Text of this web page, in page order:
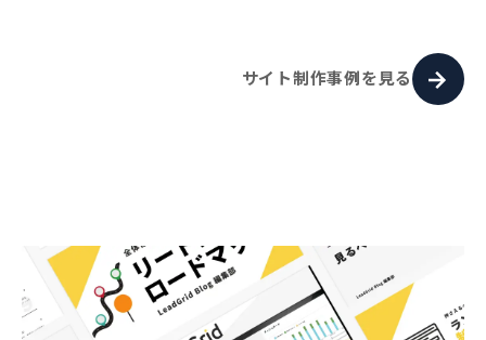
サイト制作事例を見る